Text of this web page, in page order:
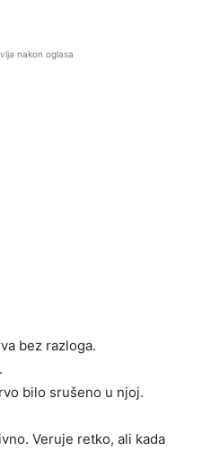
nakon oglasa
bez razloga.
bilo srušeno u njoj.
Veruje retko, ali kada